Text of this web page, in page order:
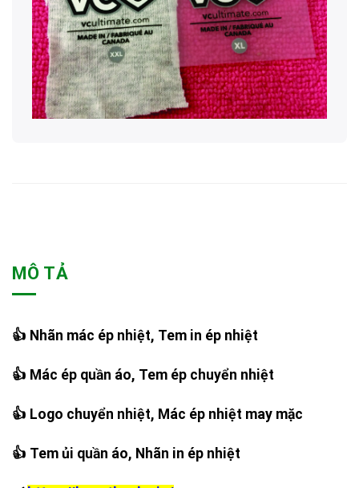
MÔ TẢ
👍 Nhãn mác ép nhiệt, Tem in ép nhiệt
👍 Mác ép quần áo, Tem ép chuyển nhiệt
👍 Logo chuyển nhiệt, Mác ép nhiệt may mặc
👍 Tem ủi quần áo, Nhãn in ép nhiệt